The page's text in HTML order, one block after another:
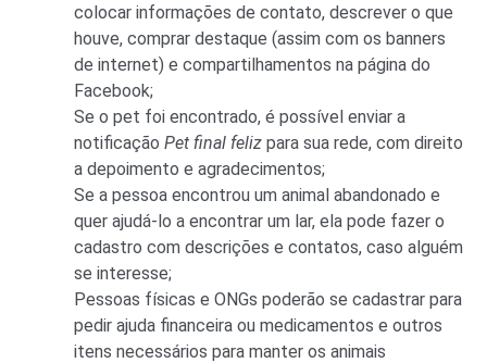
colocar informações de contato, descrever o que
houve, comprar destaque (assim com os banners
de internet) e compartilhamentos na página do
Facebook;
Se o pet foi encontrado, é possível enviar a
notificação Pet final feliz para sua rede, com direito
a depoimento e agradecimentos;
Se a pessoa encontrou um animal abandonado e
quer ajudá-lo a encontrar um lar, ela pode fazer o
cadastro com descrições e contatos, caso alguém
se interesse;
Pessoas físicas e ONGs poderão se cadastrar para
pedir ajuda financeira ou medicamentos e outros
itens necessários para manter os animais